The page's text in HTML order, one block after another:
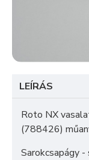
LEÍRÁS
Roto NX
(788426)
Sarokcsapágy -